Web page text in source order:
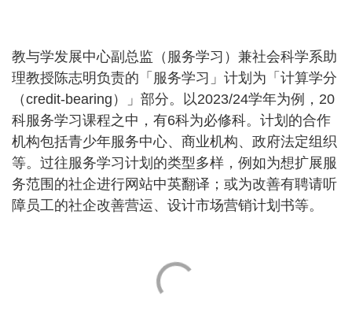
教与学发展中心副总监（服务学习）兼社会科学系助
理教授陈志明负责的「服务学习」计划为「计算学分
（credit-bearing）」部分。以2023/24学年为例，20
科服务学习课程之中，有6科为必修科。计划的合作
机构包括青少年服务中心、商业机构、政府法定组织
等。过往服务学习计划的类型多样，例如为想扩展服
务范围的社企进行网站中英翻译；或为改善有聘请听
障员工的社企改善营运、设计市场营销计划书等。